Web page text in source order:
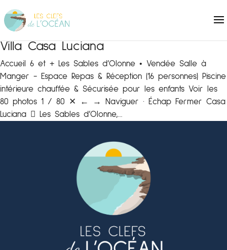
Villa Casa Luciana
Accueil 6 et + Les Sables d’Olonne • Vendée Salle à
Manger - Espace Repas & Réception (16 personnes) Piscine
intérieure chauffée & Sécurisée pour les enfants Voir les
80 photos 1 / 80 ✕ ← → Naviguer · Échap Fermer Casa
Luciana  Les Sables d’Olonne,...